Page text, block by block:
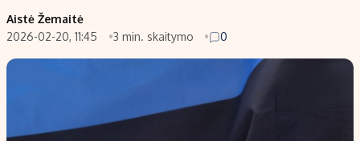
Aistė Žemaitė
2026-02-20, 11:45
3 min. skaitymo 0